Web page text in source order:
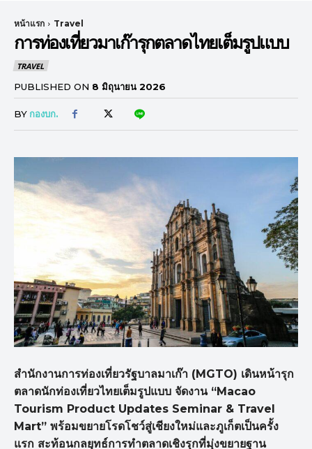
หน้าแรก Travel
การท่องเที่ยวมาเก๊ารุกตลาดไทยเต็มรูปแบบ
TRAVEL
PUBLISHED ON 8 มิถุนายน 2026
BY กองบก.
สำนักงานการท่องเที่ยวรัฐบาลมาเก๊า (MGTO) เดินหน้ารุก
ตลาดนักท่องเที่ยวไทยเต็มรูปแบบ จัดงาน “Macao
Tourism Product Updates Seminar & Travel
Mart” พร้อมขยายโรดโชว์สู่เชียงใหม่และภูเก็ตเป็นครั้ง
แรก สะท้อนกลยุทธ์การทำตลาดเชิงรุกที่มุ่งขยายฐาน